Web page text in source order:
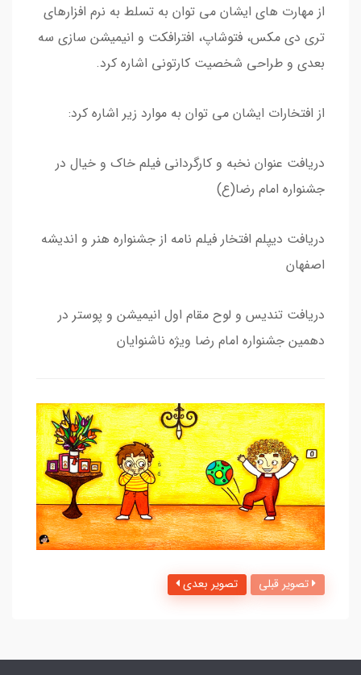
از مهارت های ایشان می توان به تسلط به نرم افزارهای
تری دی مکس، فتوشاپ، افترافکت و انیمیشن سازی سه
بعدی و طراحی شخصیت کارتونی اشاره کرد.
از افتخارات ایشان می توان به موارد زیر اشاره کرد:
دریافت عنوان نخبه و کارگردانی فیلم خاک و خیال در
جشنواره امام رضا(ع)
دریافت دیپلم افتخار فیلم نامه از جشنواره هنر و اندیشه
اصفهان
دریافت تندیس و لوح مقام اول انیمیشن و پوستر در
دهمین جشنواره امام رضا ویژه ناشنوایان
تصویر قبلی تصویر بعدی